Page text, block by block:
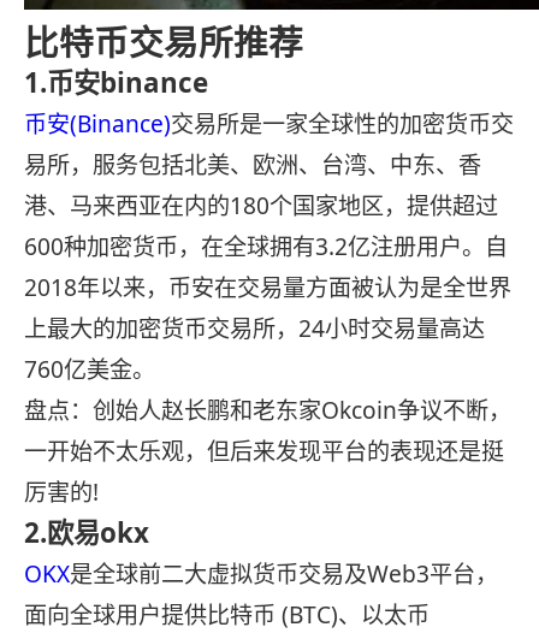
比特币交易所推荐
1.币安binance
币安(Binance)交易所是一家全球性的加密货币交
易所，服务包括北美、欧洲、台湾、中东、香
港、马来西亚在内的180个国家地区，提供超过
600种加密货币，在全球拥有3.2亿注册用户。自
2018年以来，币安在交易量方面被认为是全世界
上最大的加密货币交易所，24小时交易量高达
760亿美金。
盘点：创始人赵长鹏和老东家Okcoin争议不断，
一开始不太乐观，但后来发现平台的表现还是挺
厉害的!
2.欧易okx
OKX是全球前二大虚拟货币交易及Web3平台，
面向全球用户提供比特币 (BTC)、以太币